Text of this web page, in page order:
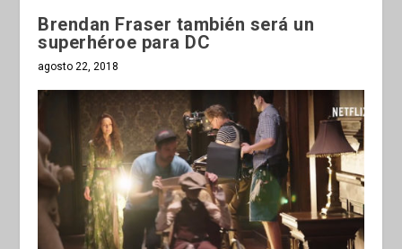
Brendan Fraser también será un
superhéroe para DC
agosto 22, 2018